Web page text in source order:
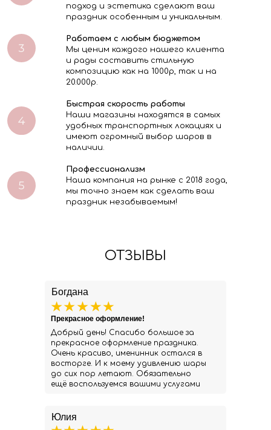
подход и эстетика сделают ваш
праздник особенным и уникальным.
Работаем с любым бюджетом
Мы ценим каждого нашего клиента
и рады составить стильную
композицию как на 1000р, так и на
20.000р.
Быстрая скорость работы
Наши магазины находятся в самых
удобных транспортных локациях и
имеют огромный выбор шаров в
наличии.
Профессионализм
Наша компания на рынке с 2018 года,
мы точно знаем как сделать ваш
праздник незабываемым!
ОТЗЫВЫ
Юлия
Богдана
Добрый день! Спасибо большое за
прекрасное оформление праздника.
Очень красиво, именинник остался в
восторге. И к моему удивлению шары
до сих пор летают. Обязательно
ещё воспользуемся вашими услугами
Прекрасное оформление!